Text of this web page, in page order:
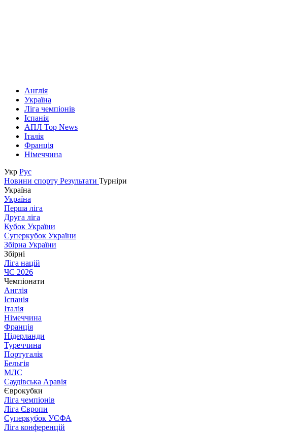
Англія
Україна
Ліга чемпіонів
Іспанія
АПЛ Top News
Італія
Франція
Німеччина
Укр Рус
Новини спорту Результати Турніри
Україна
Україна
Перша ліга
Друга ліга
Кубок України
Суперкубок України
Збірна України
Збірні
Ліга націй
ЧС 2026
Чемпіонати
Англія
Іспанія
Італія
Німеччина
Франція
Нідерланди
Туреччина
Португалія
Бельгія
МЛС
Саудівська Аравія
Єврокубки
Ліга чемпіонів
Ліга Європи
Суперкубок УЄФА
Ліга конференцій